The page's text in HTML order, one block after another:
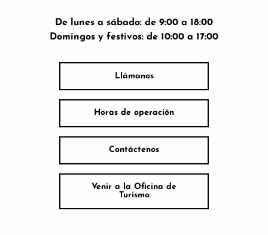
De lunes a sábado: de 9:00 a 18:00
Domingos y festivos: de 10:00 a 17:00
Llámanos
Horas de operación
Contáctenos
Venir a la Oficina de
Turismo